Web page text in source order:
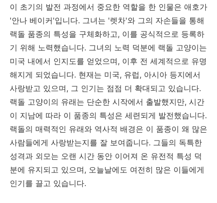
이 초기의 발전 과정에서 중요한 역할을 한 인물은 애호가
'안나 베이커'입니다. 그녀는 '렛차'와 그의 자손들을 통해
랙돌 품종의 특성을 구체화하고, 이를 공식적으로 등록하
기 위해 노력했습니다. 그녀의 노력 덕분에 랙돌 고양이는
미국 내에서 인지도를 얻었으며, 이후 전 세계적으로 유명
해지게 되었습니다. 현재는 미국, 유럽, 아시아 등지에서
사랑받고 있으며, 그 인기는 점점 더 확대되고 있습니다.
랙돌 고양이의 유래는 단순한 시작에서 출발했지만, 시간
이 지남에 따라 이 품종의 특성은 세련되게 발전했습니다.
랙돌의 매력적인 유래와 역사적 배경은 이 품종이 왜 많은
사람들에게 사랑받는지를 잘 보여줍니다. 그들의 독특한
성격과 외모는 오랜 시간 동안 이어져 온 유전적 특성 덕
분에 유지되고 있으며, 오늘날에도 여전히 많은 이들에게
인기를 끌고 있습니다.